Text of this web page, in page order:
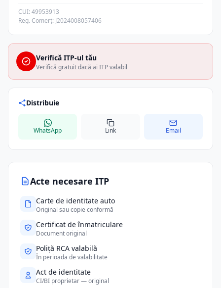
Acte necesare ITP
Carte de identitate auto
Original sau copie conformă
Certificat de înmatriculare
Document original
Poliță RCA valabilă
În perioada de valabilitate
Act de identitate
CI/BI proprietar — original
CUI: 49953913
Reg. Comerț: J2024008057406
Verifică ITP-ul tău
Verifică gratuit dacă ai ITP valabil
Distribuie
WhatsApp Link Email